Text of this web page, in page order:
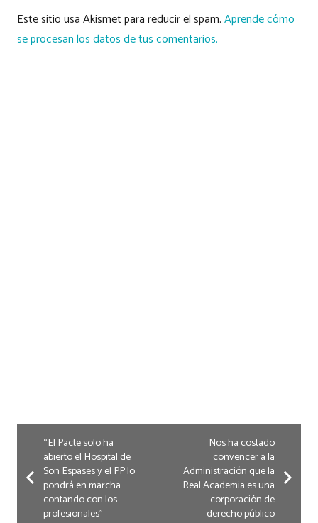
Este sitio usa Akismet para reducir el spam.Aprende cómo
se procesan los datos de tus comentarios.
“El Pacte solo ha
abierto el Hospital de
Son Espases y el PP lo
pondrá en marcha
contando con los
profesionales”
Nos ha costado
convencer a la
Administración que la
Real Academia es una
corporación de
derecho público